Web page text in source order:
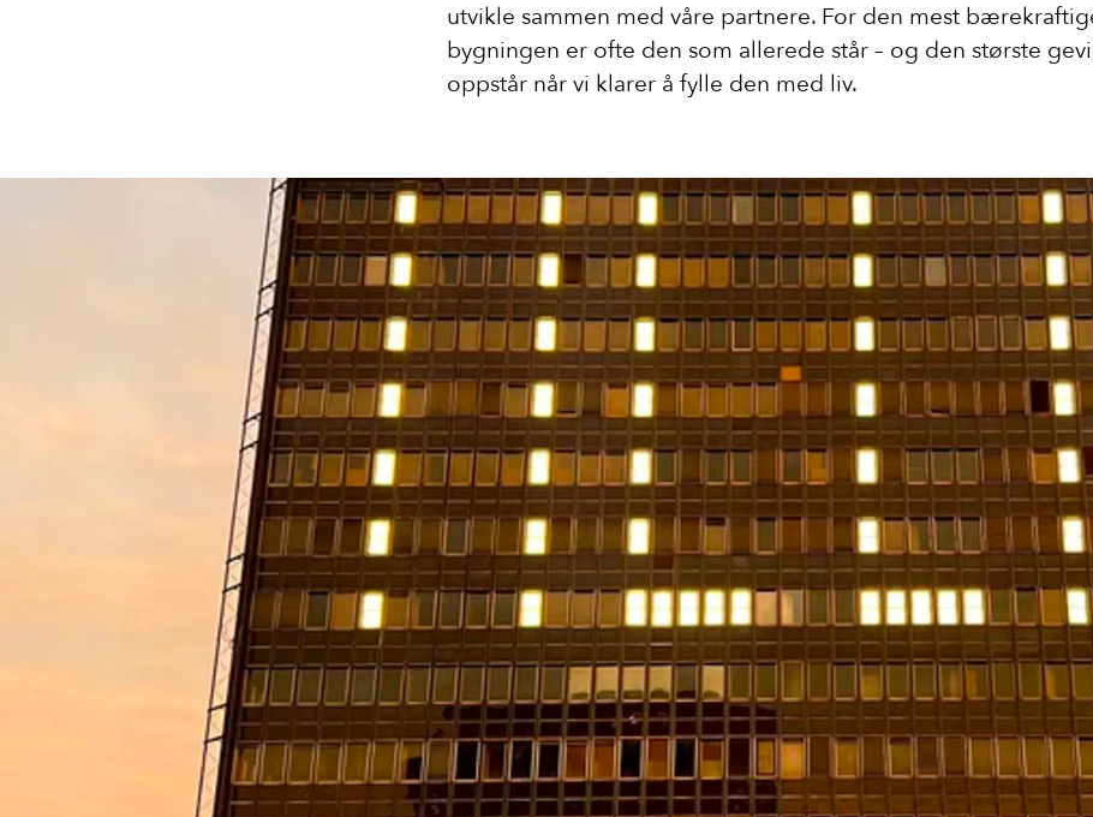
utvikle sammen med våre partnere. For den mest
bygningen er ofte den som allerede står – og den største
oppstår når vi klarer å fylle den med liv.